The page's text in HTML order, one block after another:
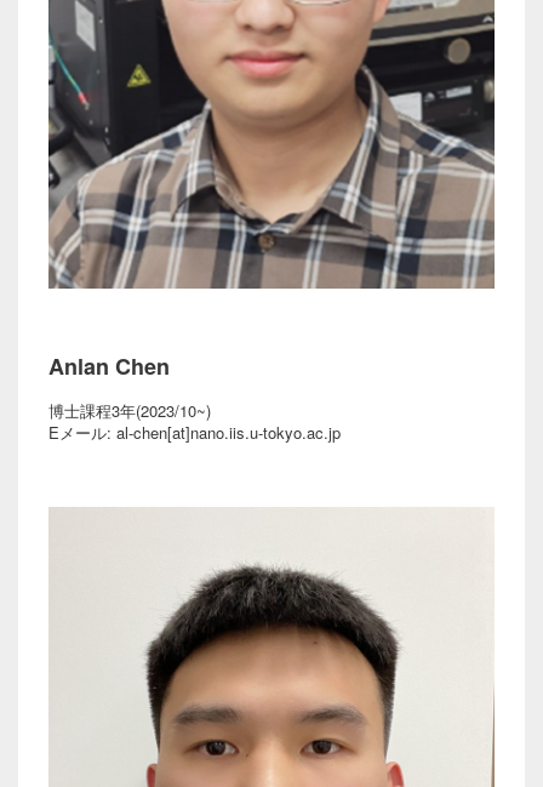
Anlan Chen
博士課程3年(2023/10~)
Eメール: al-chen[at]nano.iis.u-tokyo.ac.jp